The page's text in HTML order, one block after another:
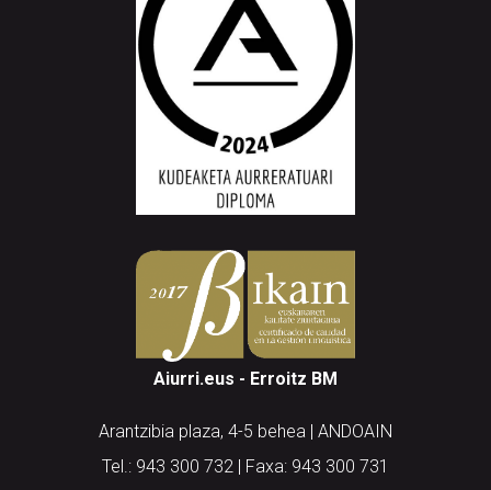
Aiurri.eus - Erroitz BM
Arantzibia plaza, 4-5 behea | ANDOAIN
Tel.: 943 300 732 | Faxa: 943 300 731